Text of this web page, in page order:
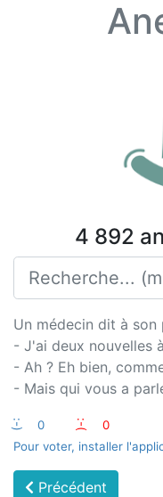
4 892
Un médecin dit à son
- J'ai deux nouvelles
- Ah ? Eh bien,
- Mais qui vous a
:-) 0 :-(
0
Pour voter, installer
Précédent